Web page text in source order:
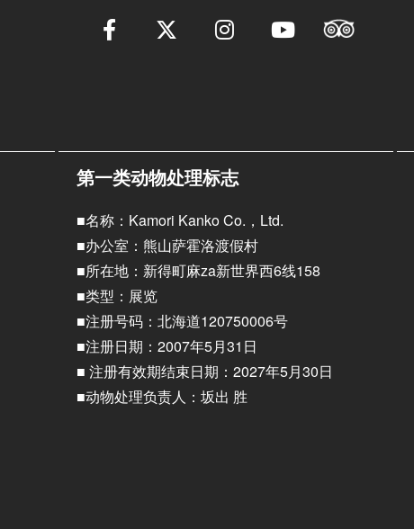
第一类动物处理标志
■名称：Kamori Kanko Co.，Ltd.
■办公室：熊山萨霍洛渡假村
■所在地：新得町麻za新世界西6线158
■类型：展览
■注册号码：北海道120750006号
■注册日期：2007年5月31日
■ 注册有效期结束日期：2027年5月30日
■动物处理负责人：坂出 胜